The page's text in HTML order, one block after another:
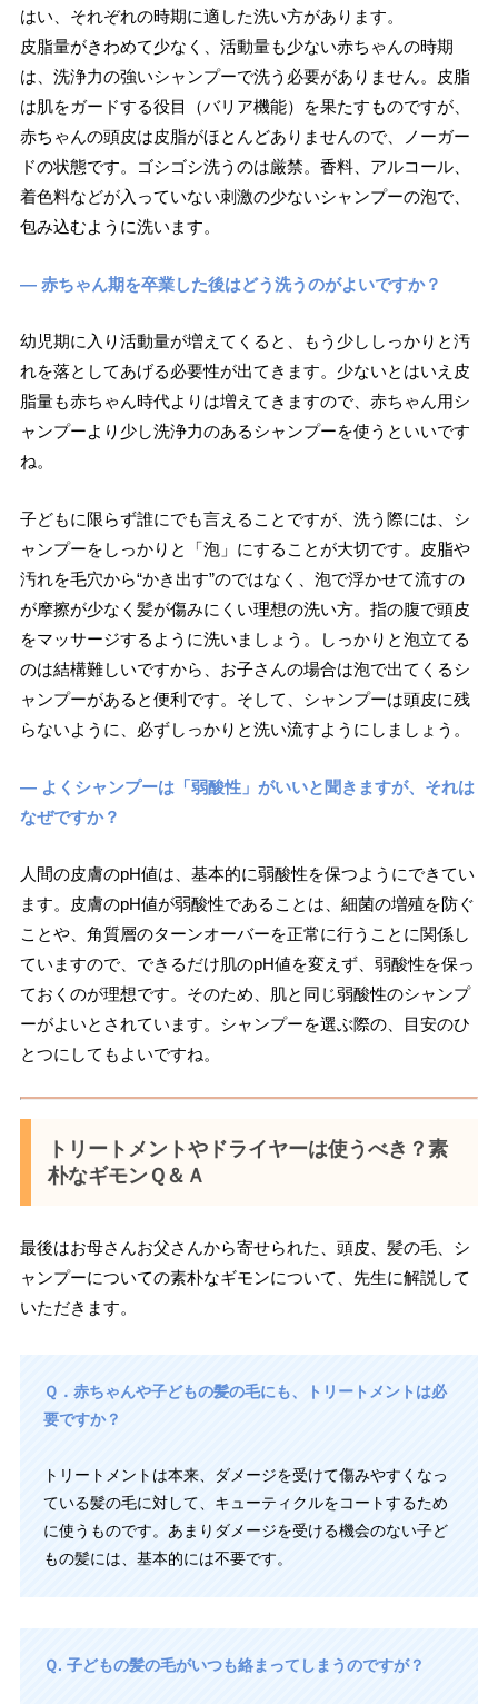
はい、それぞれの時期に適した洗い方があります。
皮脂量がきわめて少なく、活動量も少ない赤ちゃんの時期
は、洗浄力の強いシャンプーで洗う必要がありません。皮脂
は肌をガードする役目（バリア機能）を果たすものですが、
赤ちゃんの頭皮は皮脂がほとんどありませんので、ノーガー
ドの状態です。ゴシゴシ洗うのは厳禁。香料、アルコール、
着色料などが入っていない刺激の少ないシャンプーの泡で、
包み込むように洗います。
― 赤ちゃん期を卒業した後はどう洗うのがよいですか？
幼児期に入り活動量が増えてくると、もう少ししっかりと汚
れを落としてあげる必要性が出てきます。少ないとはいえ皮
脂量も赤ちゃん時代よりは増えてきますので、赤ちゃん用シ
ャンプーより少し洗浄力のあるシャンプーを使うといいです
ね。
子どもに限らず誰にでも言えることですが、洗う際には、シ
ャンプーをしっかりと「泡」にすることが大切です。皮脂や
汚れを毛穴から“かき出す”のではなく、泡で浮かせて流すの
が摩擦が少なく髪が傷みにくい理想の洗い方。指の腹で頭皮
をマッサージするように洗いましょう。しっかりと泡立てる
のは結構難しいですから、お子さんの場合は泡で出てくるシ
ャンプーがあると便利です。そして、シャンプーは頭皮に残
らないように、必ずしっかりと洗い流すようにしましょう。
― よくシャンプーは「弱酸性」がいいと聞きますが、それは
なぜですか？
人間の皮膚のpH値は、基本的に弱酸性を保つようにできてい
ます。皮膚のpH値が弱酸性であることは、細菌の増殖を防ぐ
ことや、角質層のターンオーバーを正常に行うことに関係し
ていますので、できるだけ肌のpH値を変えず、弱酸性を保っ
ておくのが理想です。そのため、肌と同じ弱酸性のシャンプ
ーがよいとされています。シャンプーを選ぶ際の、目安のひ
とつにしてもよいですね。
トリートメントやドライヤーは使うべき？素
朴なギモンＱ＆Ａ
最後はお母さんお父さんから寄せられた、頭皮、髪の毛、シ
ャンプーについての素朴なギモンについて、先生に解説して
いただきます。
Ｑ．赤ちゃんや子どもの髪の毛にも、トリートメントは必
要ですか？
トリートメントは本来、ダメージを受けて傷みやすくなっ
ている髪の毛に対して、キューティクルをコートするため
に使うものです。あまりダメージを受ける機会のない子ど
もの髪には、基本的には不要です。
Ｑ. 子どもの髪の毛がいつも絡まってしまうのですが？